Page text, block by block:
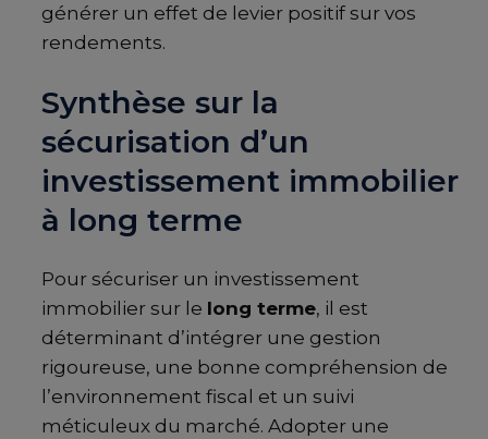
générer un effet de levier positif sur vos
rendements.
Synthèse sur la
sécurisation d’un
investissement immobilier
à long terme
Pour sécuriser un investissement
immobilier sur le long terme, il est
déterminant d’intégrer une gestion
rigoureuse, une bonne compréhension de
l’environnement fiscal et un suivi
méticuleux du marché. Adopter une